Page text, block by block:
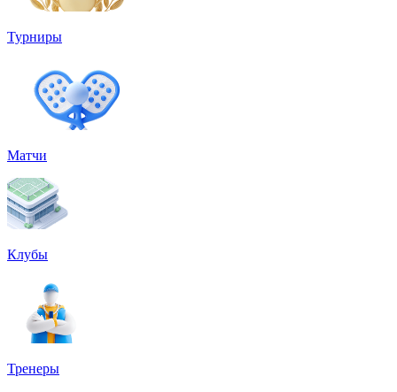
Турниры
Матчи
Клубы
Тренеры